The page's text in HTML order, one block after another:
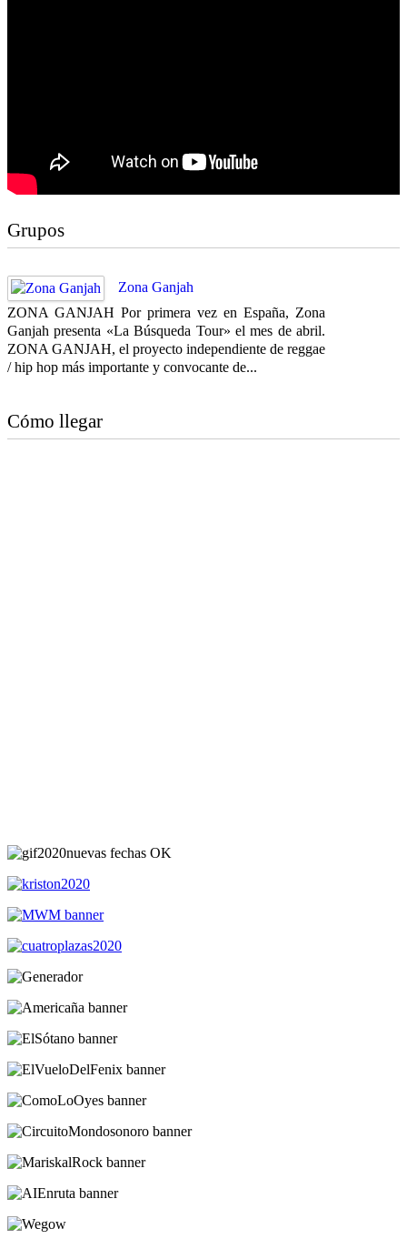
Grupos
Zona Ganjah
ZONA GANJAH Por primera vez en España, Zona
Ganjah presenta «La Búsqueda Tour» el mes de abril.
ZONA GANJAH, el proyecto independiente de reggae
/ hip hop más importante y convocante de...
Cómo llegar